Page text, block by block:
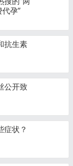
孕”
抗生素
公开致
症状？